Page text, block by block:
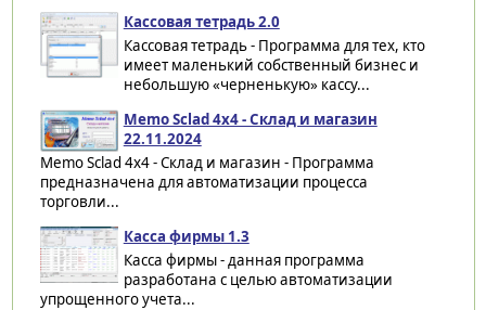
Кассовая тетрадь 2.0
Кассовая тетрадь - Программа для тех, кто
имеет маленький собственный бизнес и
небольшую «черненькую» кассу...
Memo Sclad 4x4 - Склад и магазин
22.11.2024
Memo Sclad 4x4 - Склад и магазин - Программа
предназначена для автоматизации процесса
торговли...
Касса фирмы 1.3
Касса фирмы - данная программа
разработана с целью автоматизации
упрощенного учета...